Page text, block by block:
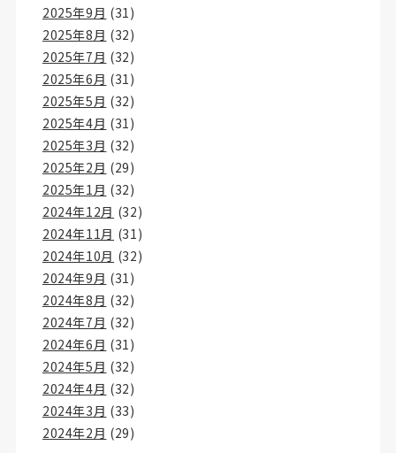
2025年9月 (31)
2025年8月 (32)
2025年7月 (32)
2025年6月 (31)
2025年5月 (32)
2025年4月 (31)
2025年3月 (32)
2025年2月 (29)
2025年1月 (32)
2024年12月 (32)
2024年11月 (31)
2024年10月 (32)
2024年9月 (31)
2024年8月 (32)
2024年7月 (32)
2024年6月 (31)
2024年5月 (32)
2024年4月 (32)
2024年3月 (33)
2024年2月 (29)